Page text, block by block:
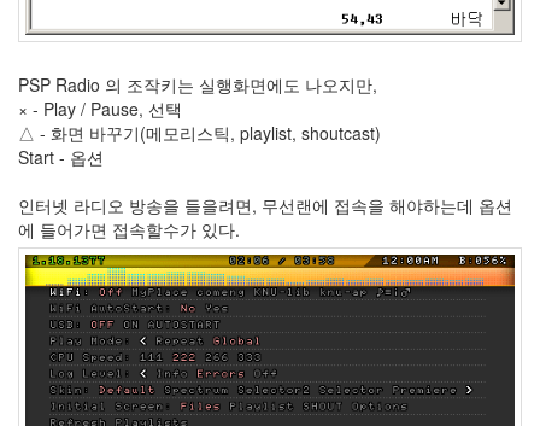
PSP Radio 의 조작키는 실행화면에도 나오지만,
× - Play / Pause, 선택
△ - 화면 바꾸기(메모리스틱, playlist, shoutcast)
Start - 옵션
인터넷 라디오 방송을 들을려면, 무선랜에 접속을 해야하는데 옵션
에 들어가면 접속할수가 있다.
름
Recent
Posts
기
차
충
전
뜰...